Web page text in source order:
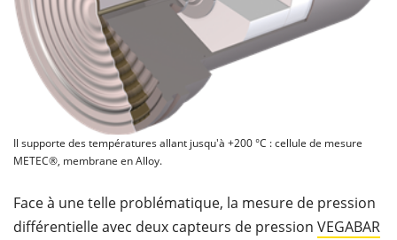
Il supporte des températures allant jusqu'à +200 °C : cellule de mesure
METEC®, membrane en Alloy.
Face à une telle problématique, la mesure de pression
différentielle avec deux capteurs de pression VEGABAR